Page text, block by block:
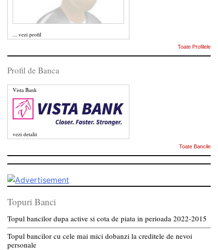
... vezi profil
Toate Profilele
Profil de Banca
Vista Bank
vezi detalii
Toate Bancile
Topuri Banci
Topul bancilor dupa active si cota de piata in perioada 2022-2015
Topul bancilor cu cele mai mici dobanzi la creditele de nevoi
personale